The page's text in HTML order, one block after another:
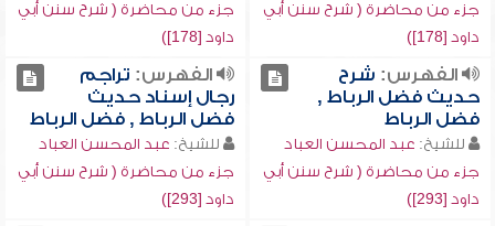
جزء من محاضرة ( شرح سنن أبي
داود [178])
جزء من محاضرة ( شرح سنن أبي
داود [178])
الفهرس: شرح
حديث فضل الرباط ,
فضل الرباط
للشيخ: عبد المحسن العباد
جزء من محاضرة ( شرح سنن أبي
داود [293])
الفهرس: تراجم
رجال إسناد حديث
فضل الرباط , فضل الرباط
للشيخ: عبد المحسن العباد
جزء من محاضرة ( شرح سنن أبي
داود [293])